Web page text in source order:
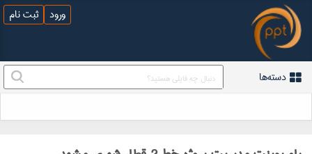
ورود ثبت نام
دسته‌ها